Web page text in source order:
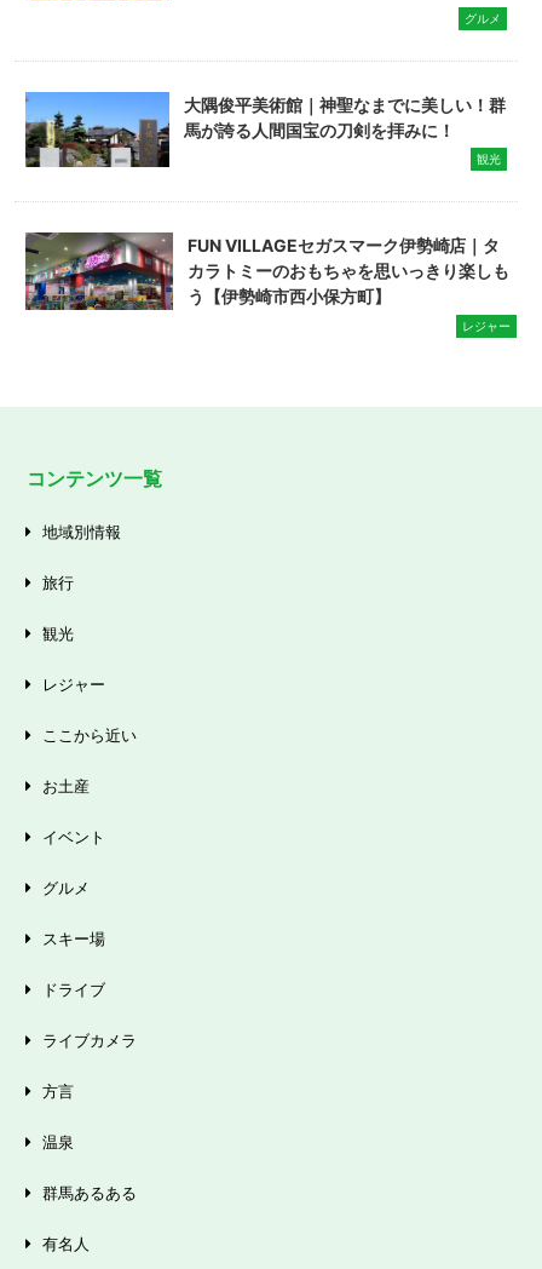
グルメ
大隅俊平美術館｜神聖なまでに美しい！群
馬が誇る人間国宝の刀剣を拝みに！
観光
FUN VILLAGEセガスマーク伊勢崎店｜タ
カラトミーのおもちゃを思いっきり楽しも
う【伊勢崎市西小保方町】
レジャー
コンテンツ一覧
地域別情報
旅行
観光
レジャー
ここから近い
お土産
イベント
グルメ
スキー場
ドライブ
ライブカメラ
方言
温泉
群馬あるある
有名人